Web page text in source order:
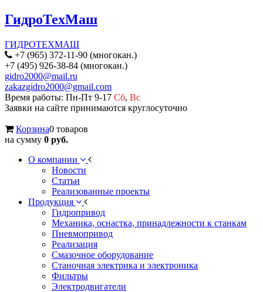
ГидроТехМаш
ГИДРОТЕХМАШ
+7 (965) 372-11-90 (многокан.)
+7 (495) 926-38-84 (многокан.)
gidro2000@mail.ru
zakazgidro2000@gmail.com
Время работы: Пн-Пт 9-17 Сб, Вс
Заявки на сайте принимаются круглосуточно
Корзина0 товаров
на сумму 0 руб.
О компании
Новости
Статьи
Реализованные проекты
Продукция
Гидропривод
Механика, оснастка, принадлежности к станкам
Пневмопривод
Реализация
Смазочное оборудование
Станочная электрика и электроника
Фильтры
Электродвигатели